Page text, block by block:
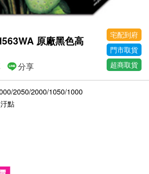
原廠黑色高
宅配到府
門市取貨
超商取貨
分享
2050/2000/1050/1000
點